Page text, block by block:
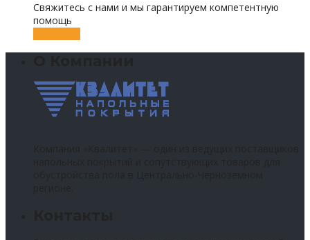
Свяжитесь с нами и мы гарантируем компетентную
помощь